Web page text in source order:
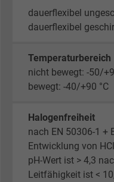
dauerflexibel
dauerflexibel
Temperaturbereich
nicht bewegt: -50/
bewegt: -40/+90 °C
Halogenfreiheit
nach EN 50306-1 +
Entwicklung von
pH-Wert ist > 4,3
Leitfähigkeit ist <